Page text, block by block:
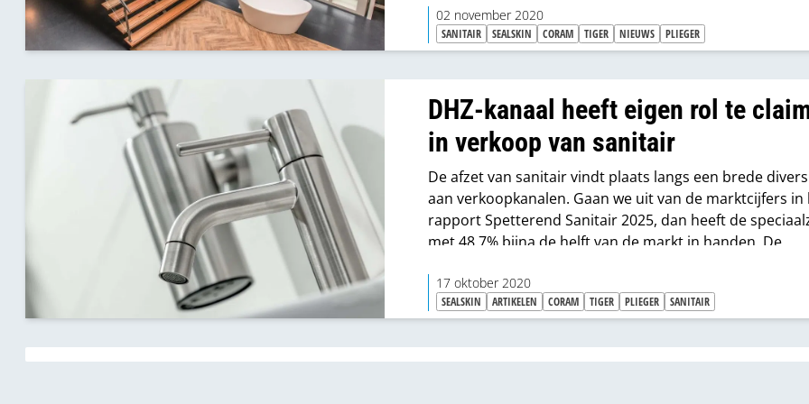
02 november 2020
SANITAIR SEALSKIN CORAM TIGER NIEUWS PLIEGER
DHZ-kanaal heeft eigen rol te
in verkoop van sanitair
De afzet van sanitair vindt plaats langs een brede
aan verkoopkanalen. Gaan we uit van de marktcijfers in
rapport Spetterend Sanitair 2025, dan heeft de
met 48,7% bijna de helft van de markt in handen. De
coronacrisis de wereld stevig op zijn kop gezet, dus valt
weinig met zekerheid te zeggen over de
het belang om de eigen rol in de markt optimaal in te
17 oktober 2020
SEALSKIN ARTIKELEN CORAM TIGER PLIEGER SANITAIR